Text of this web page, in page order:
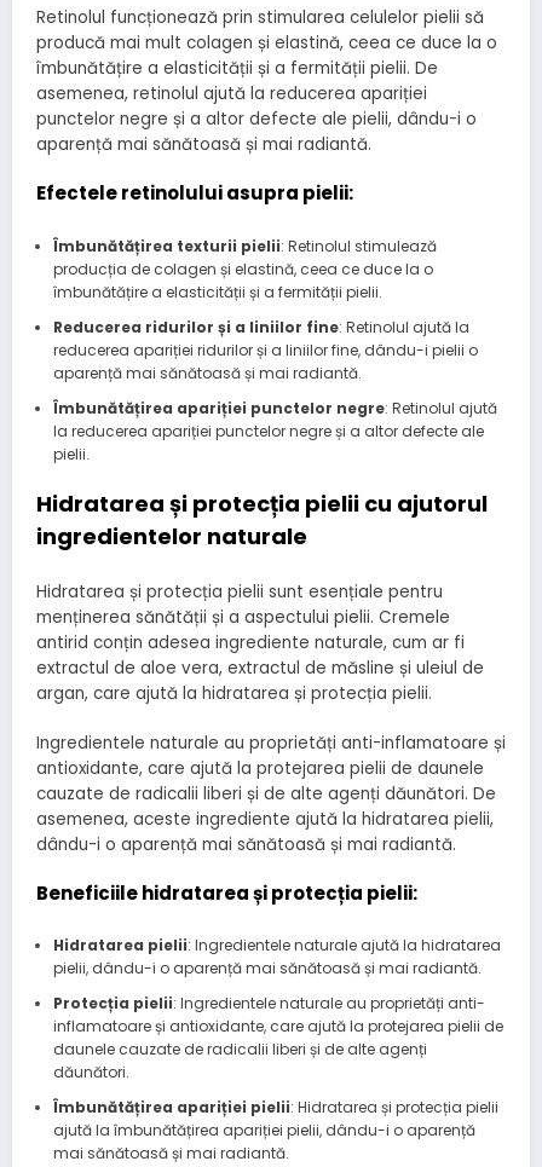
Retinolul funcționează prin stimularea celulelor pielii să
producă mai mult colagen și elastină, ceea ce duce la o
îmbunătățire a elasticității și a fermității pielii. De
asemenea, retinolul ajută la reducerea apariției
punctelor negre și a altor defecte ale pielii, dându-i o
aparență mai sănătoasă și mai radiantă.
Efectele retinolului asupra pielii:
Îmbunătățirea texturii pielii: Retinolul stimulează
producția de colagen și elastină, ceea ce duce la o
îmbunătățire a elasticității și a fermității pielii.
Reducerea ridurilor și a liniilor fine: Retinolul ajută la
reducerea apariției ridurilor și a liniilor fine, dându-i pielii o
aparență mai sănătoasă și mai radiantă.
Îmbunătățirea apariției punctelor negre: Retinolul ajută
la reducerea apariției punctelor negre și a altor defecte ale
pielii.
Hidratarea și protecția pielii cu ajutorul
ingredientelor naturale
Hidratarea și protecția pielii sunt esențiale pentru
menținerea sănătății și a aspectului pielii. Cremele
antirid conțin adesea ingrediente naturale, cum ar fi
extractul de aloe vera, extractul de măsline și uleiul de
argan, care ajută la hidratarea și protecția pielii.
Ingredientele naturale au proprietăți anti-inflamatoare și
antioxidante, care ajută la protejarea pielii de daunele
cauzate de radicalii liberi și de alte agenți dăunători. De
asemenea, aceste ingrediente ajută la hidratarea pielii,
dându-i o aparență mai sănătoasă și mai radiantă.
Beneficiile hidratarea și protecția pielii:
Hidratarea pielii: Ingredientele naturale ajută la hidratarea
pielii, dându-i o aparență mai sănătoasă și mai radiantă.
Protecția pielii: Ingredientele naturale au proprietăți anti-
inflamatoare și antioxidante, care ajută la protejarea pielii de
daunele cauzate de radicalii liberi și de alte agenți
dăunători.
Îmbunătățirea apariției pielii: Hidratarea și protecția pielii
ajută la îmbunătățirea apariției pielii, dându-i o aparență
mai sănătoasă și mai radiantă.